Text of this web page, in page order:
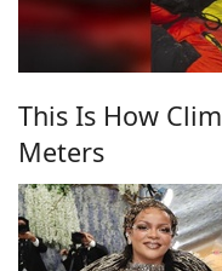
This Is How
Meters